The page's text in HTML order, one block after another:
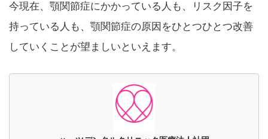
今現在、顎関節症にかかっている人も、リスク因子を
持っている人も、顎関節症の原因をひとつひとつ改善
していくことが望ましいといえます。